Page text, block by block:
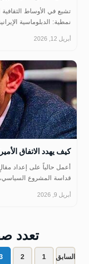
تشيع في الأوساط الثقافية
نمطية: الدبلوماسية
أبريل 12, 2026
‏كيف يهدد الاتفاق
أعمل حالياً على إعداد
قداسة المشروع السياسي،
أبريل 9, 2026
تعدد
السابق 1
2